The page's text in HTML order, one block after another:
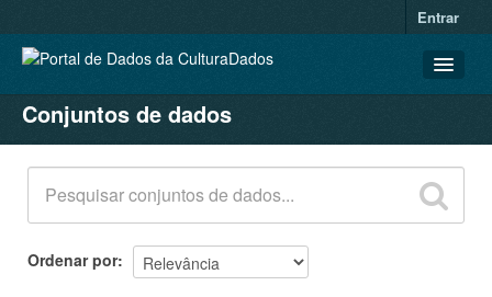
Entrar
CONJUNTOS DE DADOS
ORGANIZAÇÕES
GRUPOS
SOBRE
Conjuntos de dados
Ordenar por